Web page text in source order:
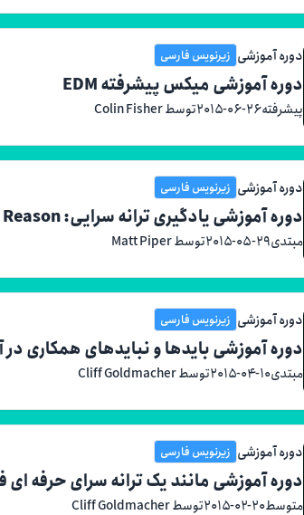
دوره آموزشی زیرنویس فارسی
دوره آموزشی میکس پیشرفته EDM
پیشرفته۲۰۱۵-۰۶-۲۶توسط Colin Fisher
دوره آموزشی زیرنویس فارسی
دوره آموزشی یادگیری ترانه سرایی: Reason
مبتدی۲۰۱۵-۰۵-۲۹توسط Matt Piper
دوره آموزشی زیرنویس فارسی
دوره آموزشی بایدها و نبایدهای همکاری
مبتدی۲۰۱۵-۰۴-۱۰توسط Cliff Goldmacher
دوره آموزشی زیرنویس فارسی
دوره آموزشی مانند یک ترانه سرای حرفه ای
متوسط۲۰۱۵-۰۲-۲۰توسط Cliff Goldmacher